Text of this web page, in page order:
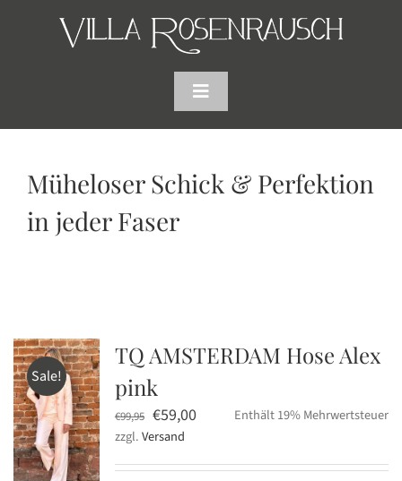
Toggle
Navigation
SHOP
SUCHE
Müheloser Schick & Perfektion
in jeder Faser
Sale!
TQ AMSTERDAM Hose Alex
pink
€99,95 Ursprünglicher
Preis
war:
€59,00Aktueller
ist:
Enthält 19% Mehrwertsteuer
zzgl.Versand